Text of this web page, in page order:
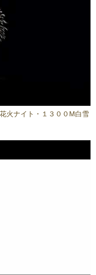
火ナイト・１３００M白雪